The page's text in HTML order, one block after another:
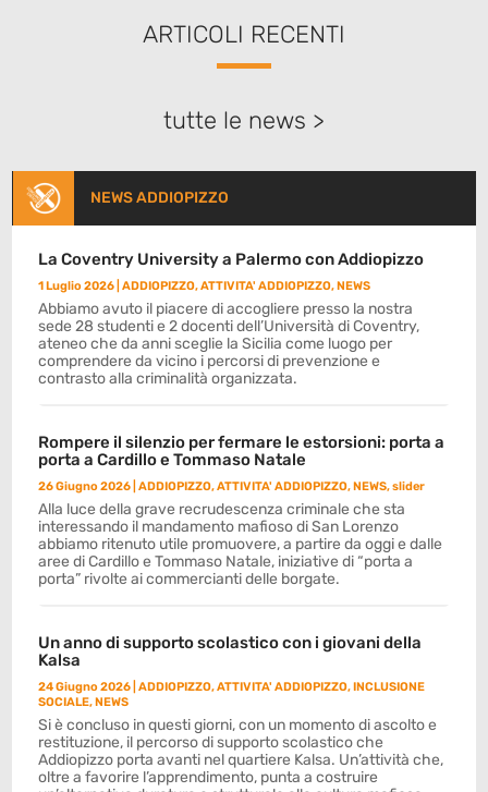
ARTICOLI RECENTI
tutte le news >
NEWS ADDIOPIZZO
La Coventry University a Palermo con Addiopizzo
1 Luglio 2026 |ADDIOPIZZO,ATTIVITA' ADDIOPIZZO,NEWS
Abbiamo avuto il piacere di accogliere presso la nostra
sede 28 studenti e 2 docenti dell’Università di Coventry,
ateneo che da anni sceglie la Sicilia come luogo per
comprendere da vicino i percorsi di prevenzione e
contrasto alla criminalità organizzata.
Rompere il silenzio per fermare le estorsioni: porta a
porta a Cardillo e Tommaso Natale
26 Giugno 2026 |ADDIOPIZZO,ATTIVITA' ADDIOPIZZO,NEWS,slider
Alla luce della grave recrudescenza criminale che sta
interessando il mandamento mafioso di San Lorenzo
abbiamo ritenuto utile promuovere, a partire da oggi e dalle
aree di Cardillo e Tommaso Natale, iniziative di “porta a
porta” rivolte ai commercianti delle borgate.
Un anno di supporto scolastico con i giovani della
Kalsa
24 Giugno 2026 |ADDIOPIZZO,ATTIVITA' ADDIOPIZZO,INCLUSIONE
SOCIALE,NEWS
Si è concluso in questi giorni, con un momento di ascolto e
restituzione, il percorso di supporto scolastico che
Addiopizzo porta avanti nel quartiere Kalsa. Un’attività che,
oltre a favorire l’apprendimento, punta a costruire